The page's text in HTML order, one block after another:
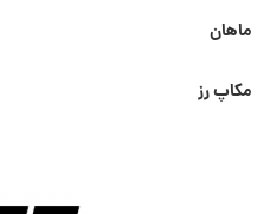
ماهان
مکاپ رز